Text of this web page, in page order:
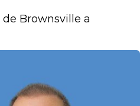
Brownsville a